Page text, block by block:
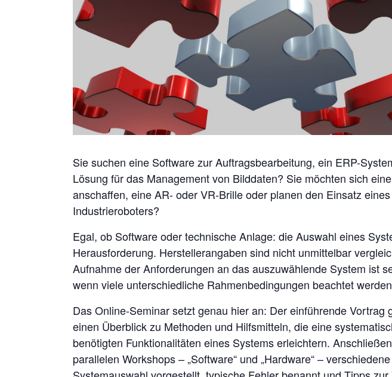
Sie suchen eine Software zur Auftragsbearbeitung, ein ERP-
Lösung für das Management von Bilddaten? Sie möchten sich
anschaffen, eine AR- oder VR-Brille oder planen den Einsatz eines
Industrieroboters?
Egal, ob Software oder technische Anlage: die Auswahl eines
Herausforderung. Herstellerangaben sind nicht unmittelbar
Aufnahme der Anforderungen an das auszuwählende System ist
wenn viele unterschiedliche Rahmenbedingungen beachtet
Das Online-Seminar setzt genau hier an: Der einführende Vortrag
einen Überblick zu Methoden und Hilfsmitteln, die eine
benötigten Funktionalitäten eines Systems erleichtern.
parallelen Workshops – „Software“ und „Hardware“ –